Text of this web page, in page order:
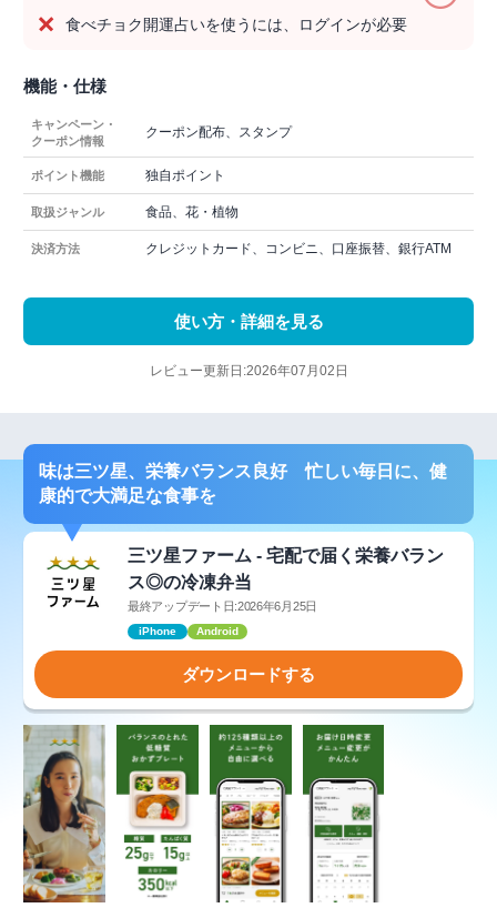
食べチョク開運占いを使うには、ログインが必要
機能・仕様
キャンペーン・
クーポン情報
クーポン配布、スタンプ
ポイント機能 独自ポイント
取扱ジャンル 食品、花・植物
決済方法 クレジットカード、コンビニ、口座振替、銀行ATM
使い方・詳細を見る
レビュー更新日:2026年07月02日
味は三ツ星、栄養バランス良好 忙しい毎日に、健
康的で大満足な食事を
三ツ星ファーム - 宅配で届く栄養バラン
ス◎の冷凍弁当
最終アップデート日:2026年6月25日
iPhone Android
ダウンロードする